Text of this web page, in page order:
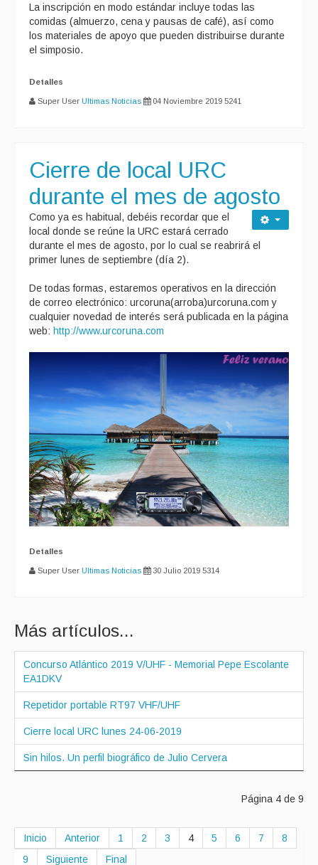
La inscripción en modo estándar incluye todas las
comidas (almuerzo, cena y pausas de café), así como
los materiales de apoyo que pueden distribuirse durante
el simposio.
Detalles
Super User Ultimas Noticias 04 Noviembre 2019 5241
Cierre de local URC
durante el mes de agosto
Como ya es habitual, debéis recordar que el
local donde se reúne la URC estará cerrado
durante el mes de agosto, por lo cual se reabrirá el
primer lunes de septiembre (día 2).
De todas formas, estaremos operativos en la dirección
de correo electrónico: urcoruna(arroba)urcoruna.com y
cualquier novedad de interés será publicada en la página
web: http://www.urcoruna.com
Detalles
Super User Ultimas Noticias 30 Julio 2019 5314
Más artículos...
Concurso Atlántico 2019 V/UHF - Memorial Pepe Escolante
EA1DKV
Repetidor portable RT97 VHF/UHF
Cierre local URC lunes 24-06-2019
Sin hilos. Un perfil biográfico de Julio Cervera
Página 4 de 9
Inicio Anterior 1 2 3 4 5 6 7
8
9
Siguiente Final